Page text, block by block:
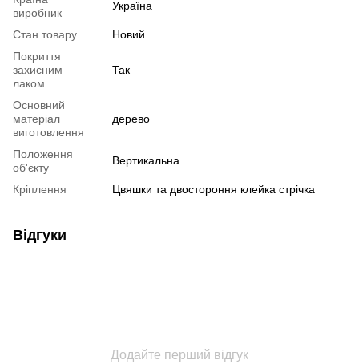
виробник
Україна
Стан товару
Новий
Покриття
захисним
лаком
Так
Основний
матеріал
виготовлення
дерево
Положення
об'єкту
Вертикальна
Кріплення Цвяшки та двостороння клейка стрічка
Відгуки
Додайте перший відгук